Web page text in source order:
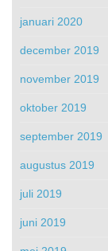
januari 2020
december 2019
november 2019
oktober 2019
september 2019
augustus 2019
juli 2019
juni 2019